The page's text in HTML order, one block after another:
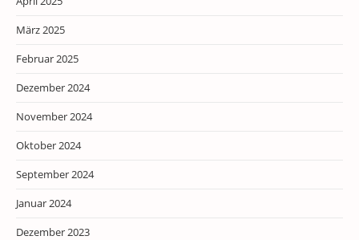
März 2025
Februar 2025
Dezember 2024
November 2024
Oktober 2024
September 2024
Januar 2024
Dezember 2023